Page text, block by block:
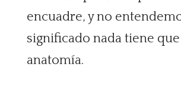
encuadre, y no
significado nada tiene
anatomía.